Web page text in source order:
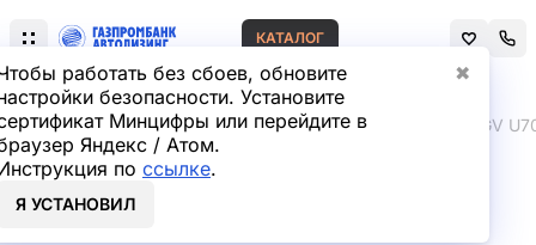
работать без сбоев, обновите
безопасности. Установите
Минцифры или перейдите в
Яндекс / Атом.
по ссылке.
Я УСТАНОВИЛ
✖
КАТАЛОГ
Главная Лизинг легковых автомобилей VGV
VGV U70 PRO Кроссовер в
лизинг